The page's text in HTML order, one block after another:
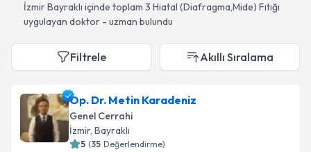
İzmirBayraklı içinde toplam 3 Hiatal (Diafragma,Mide) Fıtığı
uygulayan doktor - uzman bulundu
Filtrele Akıllı Sıralama
Op. Dr. Metin Karadeniz
Genel Cerrahi
İzmir, Bayraklı
5 (35 Değerlendirme)